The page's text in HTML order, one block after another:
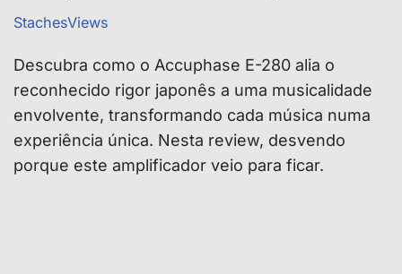
StachesViews
Descubra como o Accuphase E-280 alia o
reconhecido rigor japonês a uma musicalidade
envolvente, transformando cada música numa
experiência única. Nesta review, desvendo
porque este amplificador veio para ficar.